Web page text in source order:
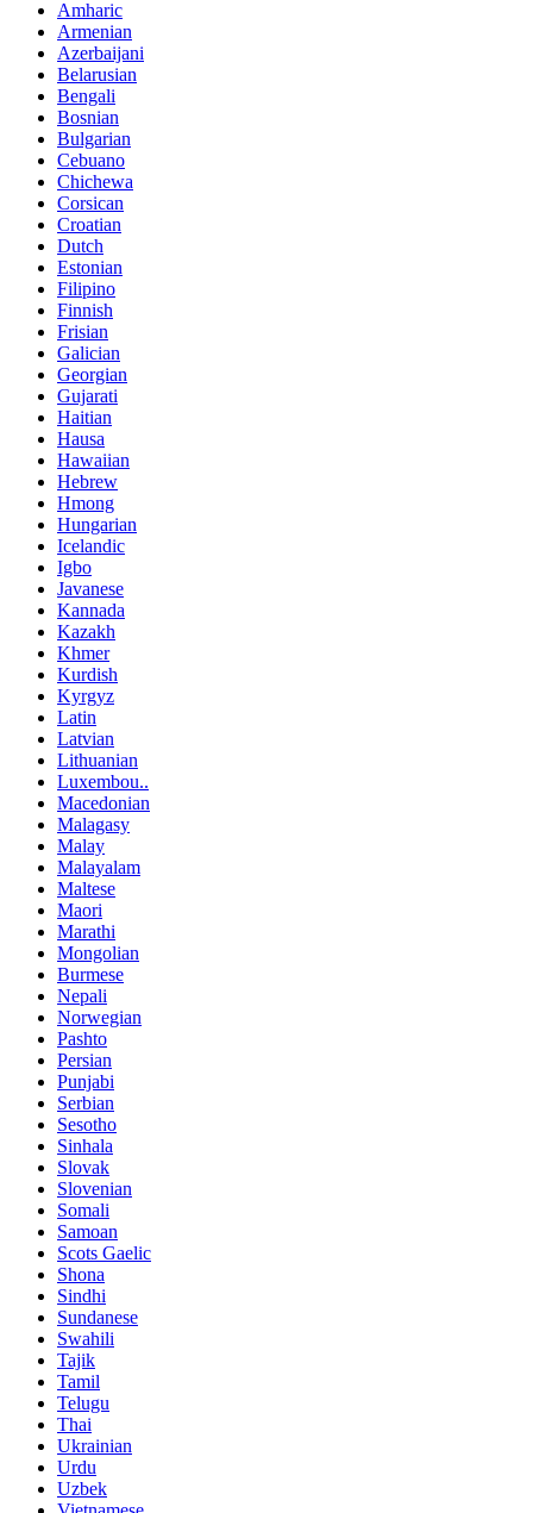
Amharic
Armenian
Azerbaijani
Belarusian
Bengali
Bosnian
Bulgarian
Cebuano
Chichewa
Corsican
Croatian
Dutch
Estonian
Filipino
Finnish
Frisian
Galician
Georgian
Gujarati
Haitian
Hausa
Hawaiian
Hebrew
Hmong
Hungarian
Icelandic
Igbo
Javanese
Kannada
Kazakh
Khmer
Kurdish
Kyrgyz
Latin
Latvian
Lithuanian
Luxembou..
Macedonian
Malagasy
Malay
Malayalam
Maltese
Maori
Marathi
Mongolian
Burmese
Nepali
Norwegian
Pashto
Persian
Punjabi
Serbian
Sesotho
Sinhala
Slovak
Slovenian
Somali
Samoan
Scots Gaelic
Shona
Sindhi
Sundanese
Swahili
Tajik
Tamil
Telugu
Thai
Ukrainian
Urdu
Uzbek